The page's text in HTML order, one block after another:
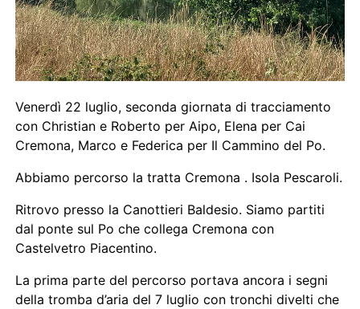
Venerdì 22 luglio, seconda giornata di tracciamento
con Christian e Roberto per Aipo, Elena per Cai
Cremona, Marco e Federica per Il Cammino del Po.
Abbiamo percorso la tratta Cremona . Isola Pescaroli.
Ritrovo presso la Canottieri Baldesio. Siamo partiti
dal ponte sul Po che collega Cremona con
Castelvetro Piacentino.
La prima parte del percorso portava ancora i segni
della tromba d’aria del 7 luglio con tronchi divelti che